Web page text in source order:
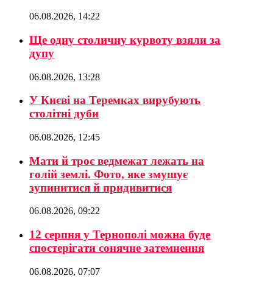
06.08.2026, 14:22
Ще одну столичну курвоту взяли за
дупу
06.08.2026, 13:28
У Києві на Теремках вирубують
столітні дуби
06.08.2026, 12:45
Мати й троє ведмежат лежать на
голій землі. Фото, яке змушує
зупинитися й придивитися
06.08.2026, 09:22
12 серпня у Тернополі можна буде
спостерігати сонячне затемнення
06.08.2026, 07:07